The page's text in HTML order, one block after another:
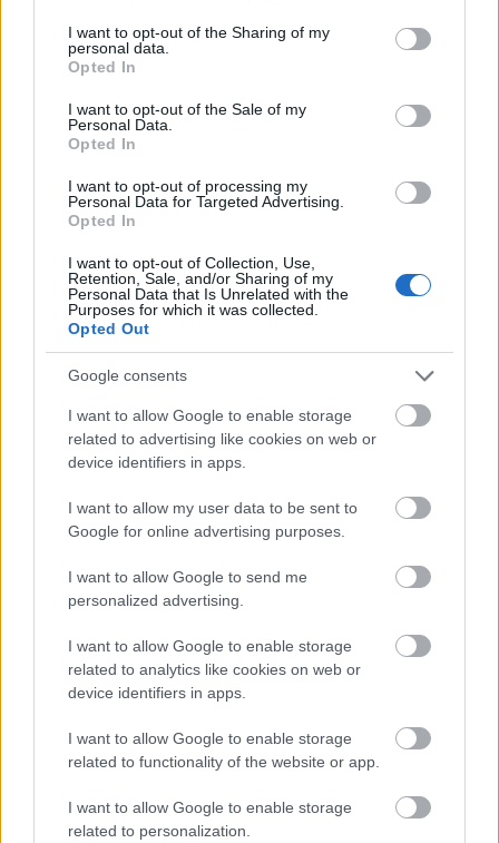
not limited to your visit or usage behaviour. You may click to
grant or deny consent to Google and its third-party tags to
use your data for below specified purposes in below Google
consent section.
I want to opt-out of the Sharing of my
personal data.
Opted In
I want to opt-out of the Sale of my
Personal Data.
Opted In
I want to opt-out of processing my
Personal Data for Targeted Advertising.
Opted In
I want to opt-out of Collection, Use,
Retention, Sale, and/or Sharing of my
Personal Data that Is Unrelated with the
Purposes for which it was collected.
Opted Out
Google consents
I want to allow Google to enable storage
related to advertising like cookies on web or
device identifiers in apps.
I want to allow my user data to be sent to
Google for online advertising purposes.
I want to allow Google to send me
personalized advertising.
I want to allow Google to enable storage
related to analytics like cookies on web or
device identifiers in apps.
I want to allow Google to enable storage
related to functionality of the website or app.
I want to allow Google to enable storage
related to personalization.
A legendás filmrendezővel, Martin Scorsese-vel
reklámozza az Apple az Iphone 4S-t, a szpotot a
TBWA\Media Arts Lab készítette. A Busy Day című ...
Ezzel a reklámmal igazán jól indul a
hétfő!
2012. július 23.
Annyira kedves reklámot készítettek az ausztrál
Woolworths szupermarket számára, hogy még a
hétfőt utálók is elfelejtik a morgást, és elkezdik ...
szivlapat •2012. április 16.
A szöüli Publicis készítette el ezt az egyszerű és
vidám hirdetést a Sonynak. A parókás fülhallgató